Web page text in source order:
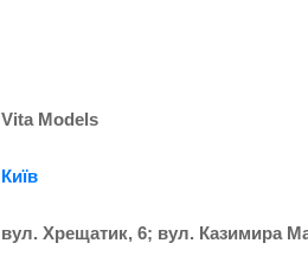
Vita Models
Київ
вул. Хрещатик, 6; вул. Казимира